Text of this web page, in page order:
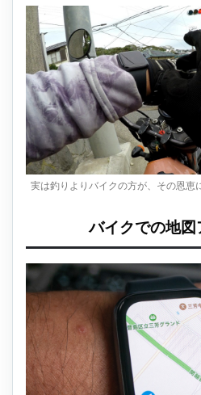
実は釣りよりバイクの方が、その恩恵
バイクでの地図